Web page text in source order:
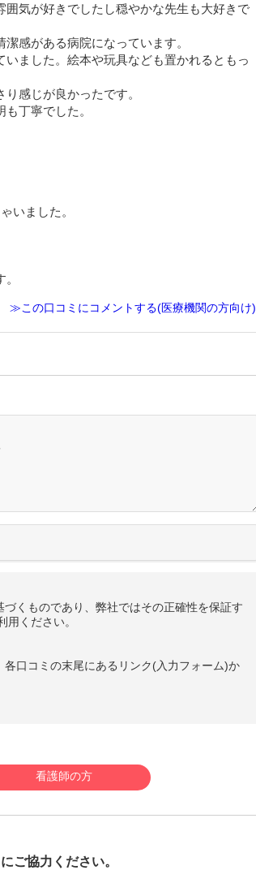
気が好きでしたし穏やかな先生も大好きで
感がある病院になっています。
ました。絵本や玩具なども置かれるともっ
感じが良かったです。
丁寧でした。
いました。
≫この口コミにコメントする(医療機関の方向け)
くものであり、弊社ではその正確性を保証す
ください。
口コミの末尾にあるリンク(入力フォーム)か
看護師の方
ご協力ください。